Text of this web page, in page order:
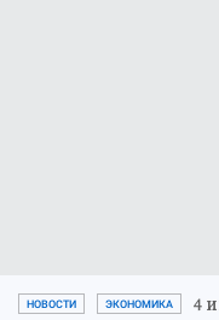
НОВОСТИ ЭКОНОМИКА 4